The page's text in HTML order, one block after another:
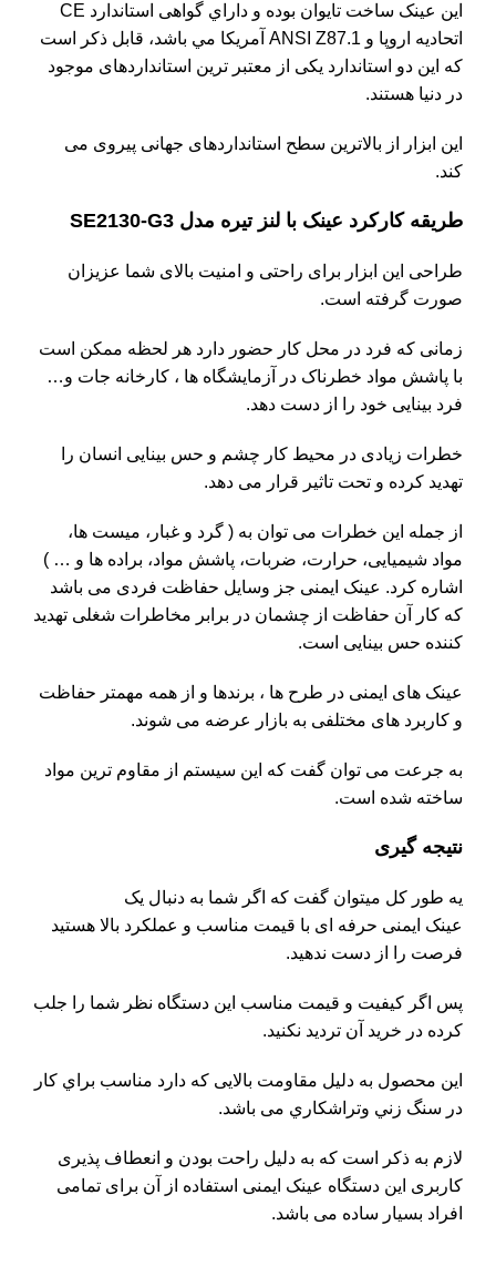
اين عينک ساخت تایوان بوده و داراي گواهی استاندارد CE
اتحاديه اروپا و ANSI Z87.1 آمریکا مي باشد، قابل ذکر است
که این دو استاندارد یکی از معتبر ترین استانداردهای موجود
در دنیا هستند.
این ابزار از بالاترین سطح استانداردهای جهانی پیروی می
کند.
طریقه کارکرد عینک با لنز تیره مدل SE2130-G3
طراحی این ابزار برای راحتی و امنیت بالای شما عزیزان
صورت گرفته است.
زمانی که فرد در محل کار حضور دارد هر لحظه ممکن است
با پاشش مواد خطرناک در آزمایشگاه ها ، کارخانه جات و…
فرد بینایی خود را از دست دهد.
خطرات زیادی در محیط کار چشم و حس بینایی انسان را
تهدید کرده و تحت تاثیر قرار می دهد.
از جمله این خطرات می توان به ( گرد و غبار، میست ها،
مواد شیمیایی، حرارت، ضربات، پاشش مواد، براده ها و … )
اشاره کرد. عینک ایمنی جز وسایل حفاظت فردی می باشد
که کار آن حفاظت از چشمان در برابر مخاطرات شغلی تهدید
کننده حس بینایی است.
عینک های ایمنی در طرح ها ، برندها و از همه مهمتر حفاظت
و کاربرد های مختلفی به بازار عرضه می شوند.
به جرعت می توان گفت که این سیستم از مقاوم ترین مواد
ساخته شده است.
نتیجه گیری
یه طور کل میتوان گفت که اگر شما به دنبال یک
عینک ایمنی حرفه ای با قیمت مناسب و عملکرد بالا هستید
فرصت را از دست ندهید.
پس اگر کیفیت و قیمت مناسب این دستگاه نظر شما را جلب
کرده در خرید آن تردید نکنید.
این محصول به دلیل مقاومت بالایی که دارد مناسب براي کار
در سنگ زني وتراشکاري می باشد.
لازم به ذکر است که به دلیل راحت بودن و انعطاف پذیری
کاربری این دستگاه عینک ایمنی استفاده از آن برای تمامی
افراد بسیار ساده می باشد.